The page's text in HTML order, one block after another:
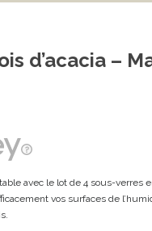
d’acacia –
avec le lot de 4 sous-verres
vos surfaces de